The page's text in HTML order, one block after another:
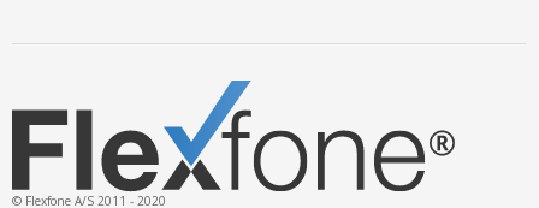
© Flexfone A/S 2011 - 2020